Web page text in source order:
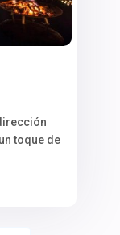
toque de